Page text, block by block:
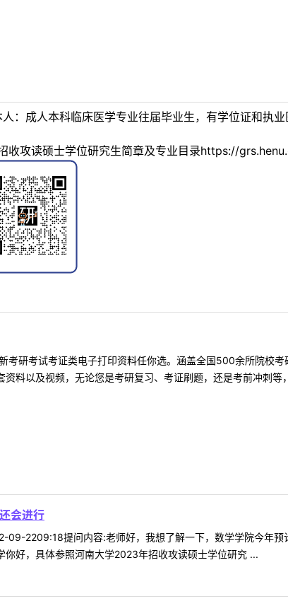
：成人本科临床医学专业往届毕业生，有学位证和执业
收攻读硕士学位研究生简章及专业目录https://
考研考试考证类电子打印资料任你选。涵盖全国500余所院校
料以及视频，无论您是考研复习、考证刷题，还是考前冲刺
会进行
2209:18提问内容:老师好，我想了解一下，数学学院今年预
好，具体参照河南大学2023年招收攻读硕士学位研究 ...